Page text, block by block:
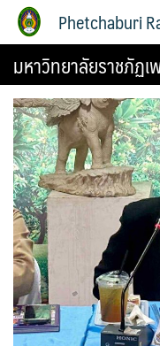
Phetchaburi
มหาวิทยาลัยราชภัฏเ